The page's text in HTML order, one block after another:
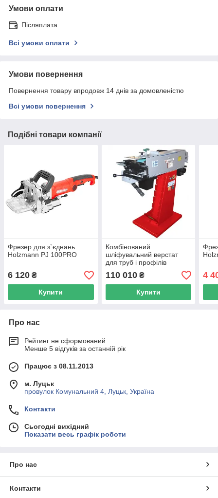
Умови оплати
Післяплата
Всі умови оплати
Умови повернення
Повернення товару впродовж 14 днів за домовленістю
Всі умови повернення
Подібні товари компанії
Фрезер для з`єднань
Holzmann PJ 100PRO
6 120 ₴
Купити
Комбінований
шліфувальний верстат
для труб і профілів
Holzmann MSM 100PRO
110 010₴
Купити
4
Про нас
Рейтинг не сформований
Менше 5 відгуків за останній рік
Працює з 08.11.2013
м. Луцьк
провулок Комунальний 4, Луцьк, Україна
Контакти
Сьогодні вихідний
Показати весь графік роботи
Про нас
Контакти